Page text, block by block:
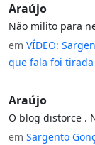
Araújo
Não milito para
em VÍDEO:
que fala foi
Araújo
O blog distorce .
em Sargento